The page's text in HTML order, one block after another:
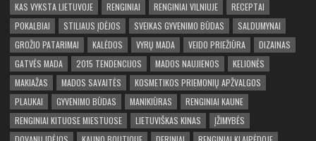
KAS VYKSTA LIETUVOJE
RENGINIAI RENGINIAI VILNIUJE
RECEPTAI
POKALBIAI
STILIAUS ĮDĖJOS SVEIKAS GYVENIMO BŪDAS
SALDUMYNAI
GROŽIO PATARIMAI
KALĖDOS VYRŲ MADA VEIDO PRIEŽIŪRA
DIZAINAS
GATVĖS MADA
2015 TENDENCIJOS MADOS NAUJIENOS
KELIONĖS
MAKIAŽAS
MADOS SAVAITĖS
KOSMETIKOS PRIEMONIŲ APŽVALGOS
PLAUKAI
GYVENIMO BŪDAS MANIKIŪRAS
RENGINIAI KAUNE
RENGINIAI KITUOSE MIESTUOSE
LIETUVIŠKAS KINAS
ĮŽIMYBĖS